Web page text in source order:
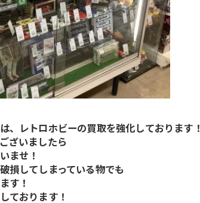
、レトロホビーの買取を強化しております！
ざいましたら
ませ！
損してしまっている物でも
す！
ております！